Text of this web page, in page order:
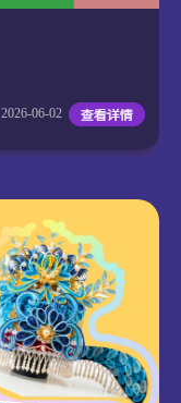
2026-06-02